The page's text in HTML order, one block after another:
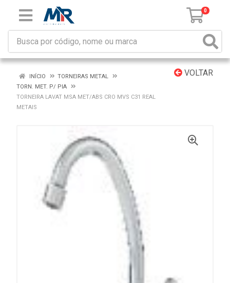
0
VOLTAR
INÍCIO
TORNEIRAS METAL
TORN. MET. P/ PIA
TORNEIRA LAVAT MSA MET/ABS CRO MVS C31 REAL
METAIS